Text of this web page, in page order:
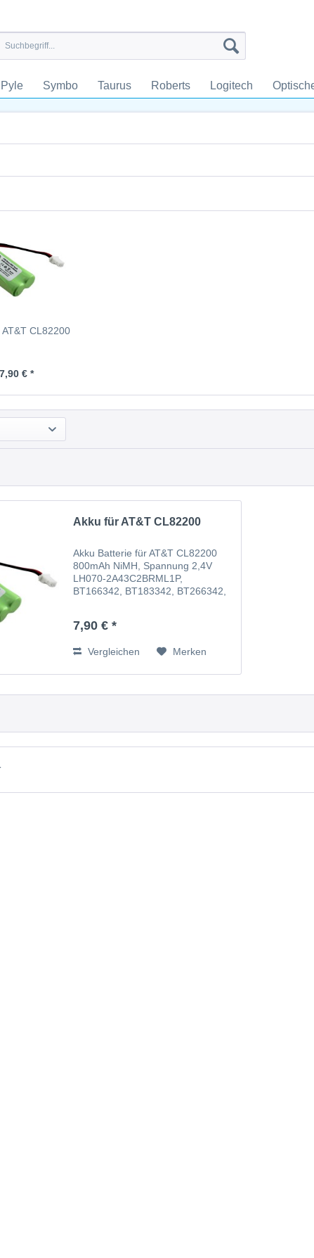
Pyle Symbo Taurus Roberts Logitech
CL82200
7,90 € *
Akku für AT&T CL82200
Akku Batterie für AT&T CL82200
800mAh NiMH, Spannung 2,4V
LH070-2A43C2BRML1P,
BT166342, BT183342, BT266342,
BT162342, BT166342, BT183342,
VTECH73C02 V-Tech 43AAA70PS2
7,90 € *
Vergleichen Merken